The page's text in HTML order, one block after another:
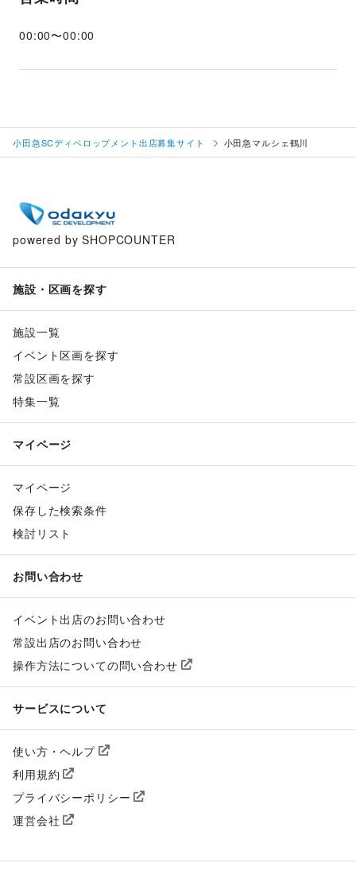
00:00〜00:00
小田急SCディベロップメント出店募集サイト 小田急マルシェ鶴川
powered by SHOPCOUNTER
施設・区画を探す
施設一覧
イベント区画を探す
常設区画を探す
特集一覧
マイページ
マイページ
保存した検索条件
検討リスト
お問い合わせ
イベント出店のお問い合わせ
常設出店のお問い合わせ
操作方法についての問い合わせ
サービスについて
使い方・ヘルプ
利用規約
プライバシーポリシー
運営会社